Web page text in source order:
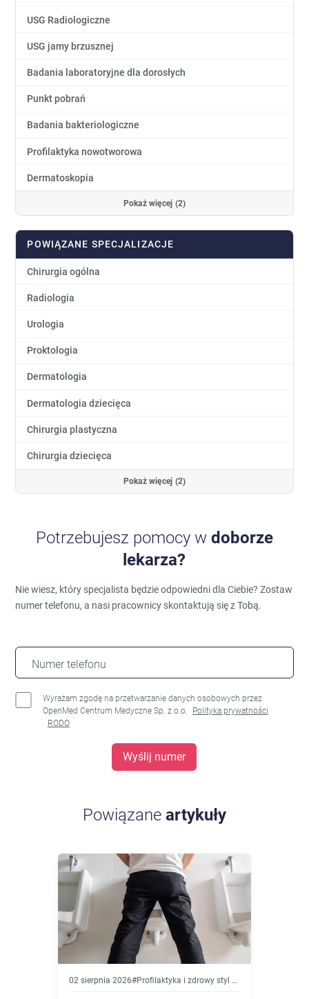
USG Radiologiczne
USG jamy brzusznej
Badania laboratoryjne dla dorosłych
Punkt pobrań
Badania bakteriologiczne
Profilaktyka nowotworowa
Dermatoskopia
Pokaż więcej (2)
POWIĄZANE SPECJALIZACJE
Chirurgia ogólna
Radiologia
Urologia
Proktologia
Dermatologia
Dermatologia dziecięca
Chirurgia plastyczna
Chirurgia dziecięca
Pokaż więcej (2)
Potrzebujesz pomocy w doborze
lekarza?
Nie wiesz, który specjalista będzie odpowiedni dla Ciebie?Zostaw
numer telefonu, a nasi pracownicy skontaktują się z Tobą.
Numer telefonu
Wyrażam zgodę na przetwarzanie danych osobowych przez
OpenMed Centrum Medyczne Sp. z o.o.
Polityka prywatności
RODO
Wyślij numer
Powiązane artykuły
02 sierpnia 2026#Profilaktyka i zdrowy styl życia